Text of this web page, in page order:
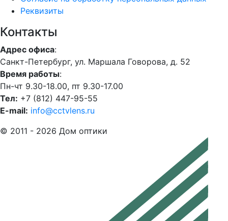
Реквизиты
Контакты
Адрес офиса:
Санкт-Петербург, ул. Маршала Говорова, д. 52
Время работы:
Пн-чт 9.30-18.00, пт 9.30-17.00
Тел: +7 (812) 447-95-55
E-mail: info@cctvlens.ru
© 2011 - 2026 Дом оптики